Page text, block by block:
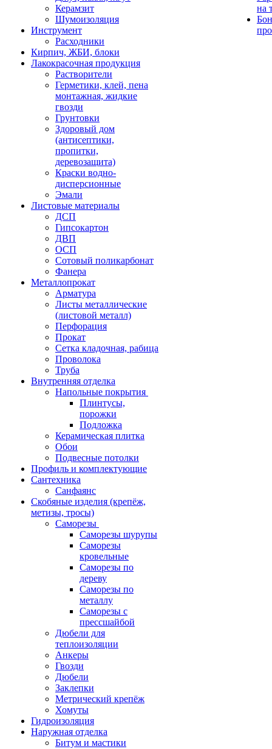
Керамзит
Шумоизоляция
Инструмент
Расходники
Кирпич, ЖБИ, блоки
Лакокрасочная продукция
Растворители
Герметики, клей, пена
монтажная, жидкие
гвозди
Грунтовки
Здоровый дом
(антисептики,
пропитки,
деревозащита)
Краски водно-
дисперсионные
Эмали
Листовые материалы
ДСП
Гипсокартон
ДВП
ОСП
Сотовый поликарбонат
Фанера
Металлопрокат
Арматура
Листы металлические
(листовой металл)
Перфорация
Прокат
Сетка кладочная, рабица
Проволока
Труба
Внутренняя отделка
Напольные покрытия
Плинтусы,
порожки
Подложка
Керамическая плитка
Обои
Подвесные потолки
Профиль и комплектующие
Сантехника
Санфаянс
Скобяные изделия (крепёж,
метизы, тросы)
Саморезы
Саморезы шурупы
Саморезы
кровельные
Саморезы по
дереву
Саморезы по
металлу
Саморезы с
прессшайбой
Дюбели для
теплоизоляции
Анкеры
Гвозди
Дюбели
Заклепки
Метрический крепёж
Хомуты
Гидроизоляция
Наружная отделка
Битум и мастики
на